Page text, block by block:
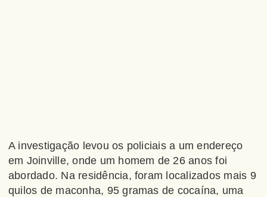
A investigação levou os policiais a um endereço
em Joinville, onde um homem de 26 anos foi
abordado. Na residência, foram localizados mais 9
quilos de maconha, 95 gramas de cocaína, uma